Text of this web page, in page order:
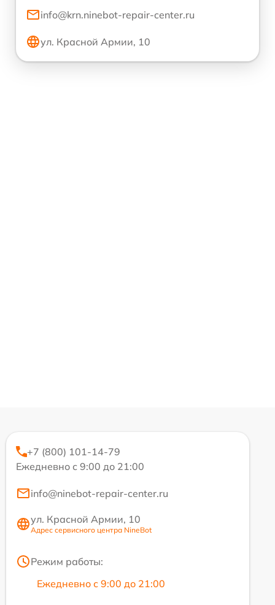
info@krn.ninebot-repair-center.ru
ул. Красной Армии, 10
+7 (800) 101-14-79
Ежедневно с 9:00 до 21:00
info@ninebot-repair-center.ru
ул. Красной Армии, 10
Адрес сервисного центра NineBot
Режим работы:
Ежедневно с 9:00 до 21:00